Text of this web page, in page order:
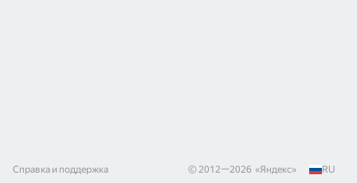
Справка и поддержка © 2012—2026 «Яндекс» RU